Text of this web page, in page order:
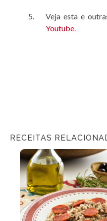
Veja esta e
Youtube.
RECEITAS